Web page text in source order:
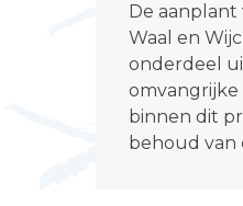
De
Waal en
onderdeel
binnen dit
behoud van